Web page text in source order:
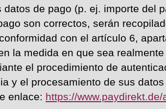
de pago (p. ej. importe del
son correctos, serán
con el artículo 6,
la medida en que sea
el procedimiento de
y el procesamiento de sus
enlace: https://